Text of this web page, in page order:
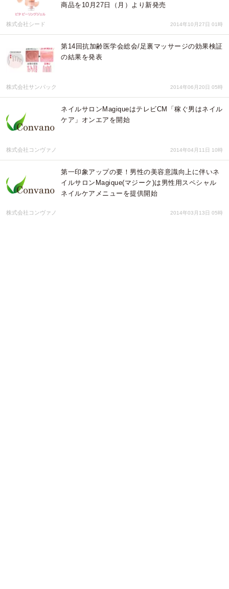
商品を10月27日（月）より新発売
株式会社シード 2014年10月27日 01時
第14回抗加齢医学会総会/足裏マッサージの効果検証
の結果を発表
株式会社サンパック 2014年06月20日 05時
ネイルサロンMagiqueはテレビCM「稼ぐ男はネイル
ケア」オンエアを開始
株式会社コンヴァノ 2014年04月11日 10時
第一印象アップの要！男性の美容意識向上に伴いネ
イルサロンMagique(マジーク)は男性用スペシャル
ネイルケアメニューを提供開始
株式会社コンヴァノ 2014年03月13日 05時